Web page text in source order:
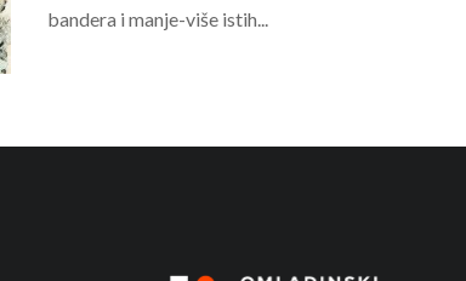
bandera i manje-više istih...